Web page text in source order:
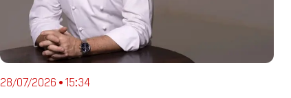
28/07/2026 • 15:34